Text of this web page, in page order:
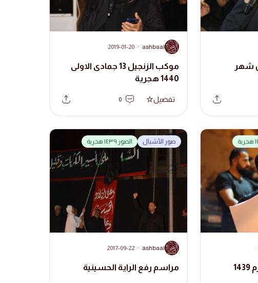
21 من شهر
A
ashbaal
·
2019-01-20
موكب الزنجيل 13 جمادى الاولى
1440 هجرية
تفضيل 0
موكب الزنجيل 7 محرم 1439
صور الأشبال الصور ١٤٣٩ هجرية
A
ashbaal
·
2017-09-22
مراسم رفع الراية الحسينية